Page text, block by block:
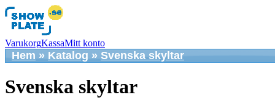
VarukorgKassaMitt konto
Hem » Katalog » Svenska skyltar
Svenska skyltar